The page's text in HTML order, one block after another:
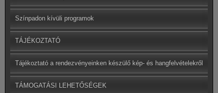
Színpadon kívüli programok
TÁJÉKOZTATÓ
Tájékoztató a rendezvényeinken készülő kép- és hangfelvételekről
TÁMOGATÁSI LEHETŐSÉGEK